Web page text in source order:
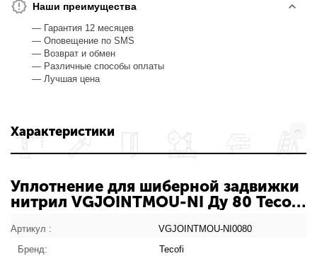
Наши преимущества
— Гарантия 12 месяцев
— Оповещение по SMS
— Возврат и обмен
— Различные способы оплаты
— Лучшая цена
Характеристики
Уплотнение для шиберной задвижки
нитрил VGJOINTMOU-NI Ду 80 Tecofi
характеристики товара
Артикул :
VGJOINTMOU-NI0080
Бренд:
Tecofi